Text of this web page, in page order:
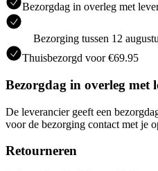
Bezorgdag in overleg met
Bezorging tussen 12
Thuisbezorgd voor €69.95
Bezorgdag in overleg met
De leverancier geeft een
voor de bezorging contact met je
Retourneren